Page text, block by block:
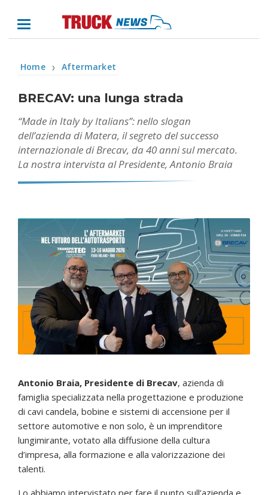
Home ❯ Aftermarket
BRECAV: una lunga strada
“Made in Italy by Italians”: nello slogan
dell’azienda di Matera, il segreto del successo
internazionale di Brecav, da 40 anni sul mercato.
La nostra intervista al Presidente, Antonio Braia
Antonio Braia, Presidente di Brecav, azienda di
famiglia specializzata nella progettazione e produzione
di cavi candela, bobine e sistemi di accensione per il
settore automotive e non solo, è un imprenditore
lungimirante, votato alla diffusione della cultura
d’impresa, alla formazione e alla valorizzazione dei
talenti.
Lo abbiamo intervistato per fare il punto sull’azienda e